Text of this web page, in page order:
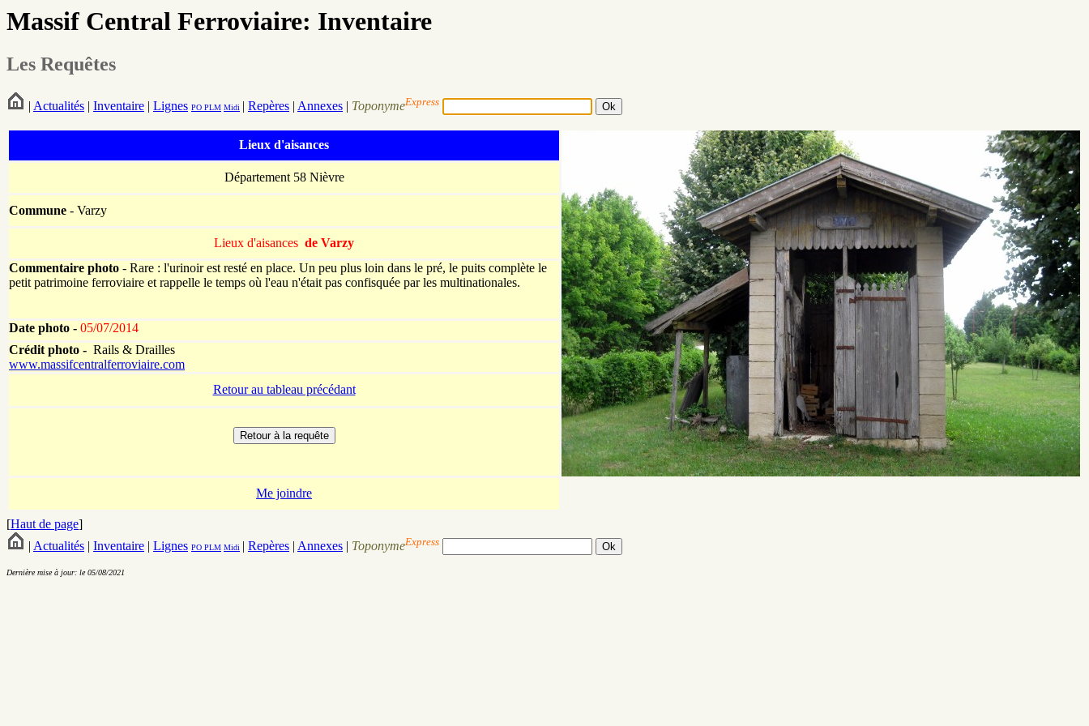
Massif Central Ferroviaire: Inventaire
Les Requêtes
| Actualités | Inventaire | Lignes PO PLM Midi | Repères | Annexes | ToponymeExpress
Lieux d'aisances
Département 58 Nièvre
Commune - Varzy
Lieux d'aisances de Varzy
Commentaire photo - Rare : l'urinoir est resté en place. Un peu plus loin dans le pré, le puits complète le
petit patrimoine ferroviaire et rappelle le temps où l'eau n'était pas confisquée par les multinationales.
Date photo - 05/07/2014
Crédit photo - Rails & Drailles
www.massifcentralferroviaire.com
Retour au tableau précédant
Me joindre
[Haut de page]
| Actualités | Inventaire | Lignes PO PLM Midi | Repères | Annexes | ToponymeExpress
Dernière mise à jour: le 05/08/2021